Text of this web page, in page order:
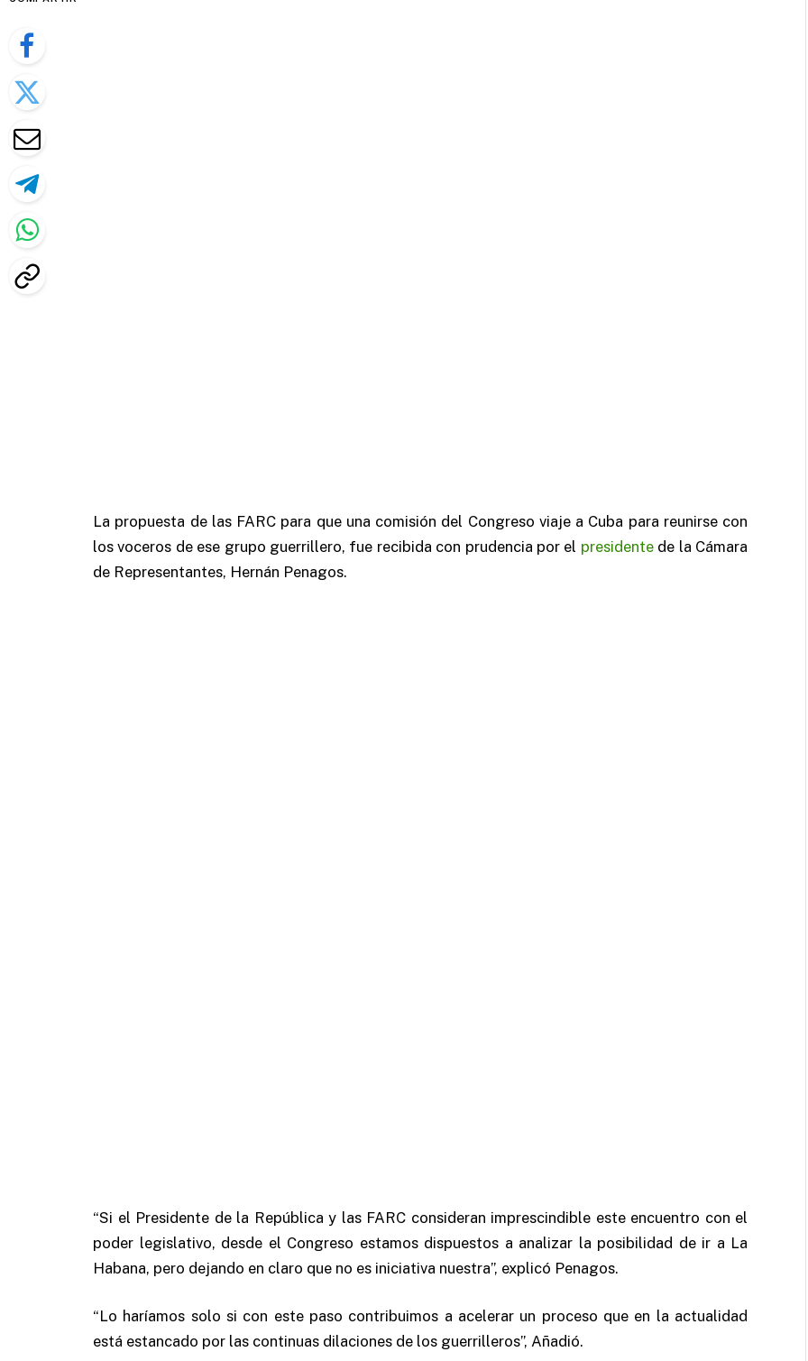
La propuesta de las FARC para que una comisión del Congreso viaje a Cuba para reunirse con
los voceros de ese grupo guerrillero, fue recibida con prudencia por el presidentede la Cámara
de Representantes, Hernán Penagos.
“Si el Presidente de la República y las FARC consideran imprescindible este encuentro con el
poder legislativo, desde el Congreso estamos dispuestos a analizar la posibilidad de ir a La
Habana, pero dejando en claro que no es iniciativa nuestra”, explicó Penagos.
“Lo haríamos solo si con este paso contribuimos a acelerar un proceso que en la actualidad
está estancado por las continuas dilaciones de los guerrilleros”, Añadió.